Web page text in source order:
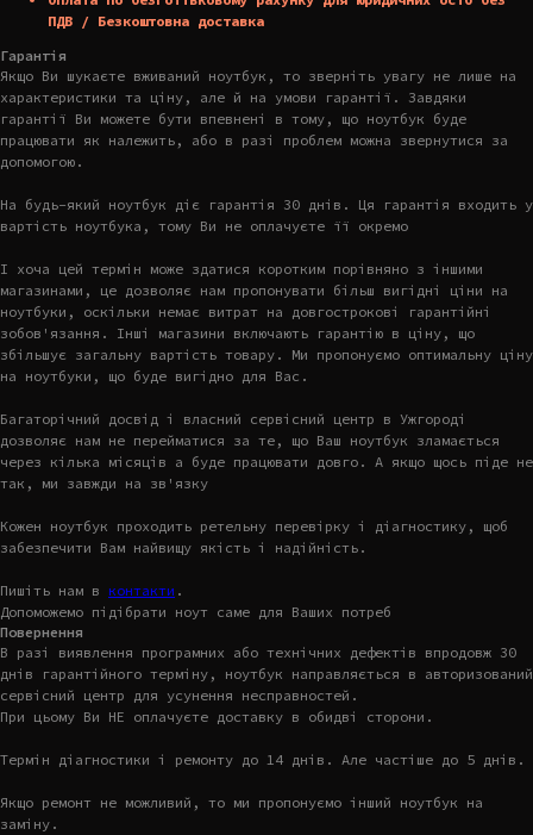
ПДВ / Безкоштовна доставка
Гарантія
Якщо Ви шукаєте вживаний ноутбук, то зверніть увагу не лише на
характеристики та ціну, але й на умови гарантії. Завдяки
гарантії Ви можете бути впевнені в тому, що ноутбук буде
працювати як належить, або в разі проблем можна звернутися за
допомогою.
На будь-який ноутбук діє гарантія 30 днів. Ця гарантія входить у
вартість ноутбука, тому Ви не оплачуєте її окремо
І хоча цей термін може здатися коротким порівняно з іншими
магазинами, це дозволяє нам пропонувати більш вигідні ціни на
ноутбуки, оскільки немає витрат на довгострокові гарантійні
зобов'язання. Інші магазини включають гарантію в ціну, що
збільшує загальну вартість товару. Ми пропонуємо оптимальну ціну
на ноутбуки, що буде вигідно для Вас.
Багаторічний досвід і власний сервісний центр в Ужгороді
дозволяє нам не перейматися за те, що Ваш ноутбук зламається
через кілька місяців а буде працювати довго. А якщо щось піде не
так, ми завжди на зв'язку
Кожен ноутбук проходить ретельну перевірку і діагностику, щоб
забезпечити Вам найвищу якість і надійність.
Пишіть нам в контакти .
Допоможемо підібрати ноут саме для Ваших потреб
Повернення
В разі виявлення програмних або технічних дефектів впродовж 30
днів гарантійного терміну, ноутбук направляється в авторизований
сервісний центр для усунення несправностей.
При цьому Ви НЕ оплачуєте доставку в обидві сторони.
Термін діагностики і ремонту до 14 днів. Але частіше до 5 днів.
Якщо ремонт не можливий, то ми пропонуємо інший ноутбук на
заміну.